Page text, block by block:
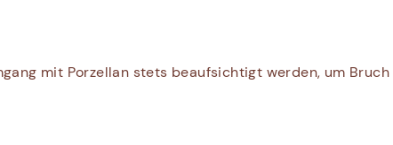
mit Porzellan stets beaufsichtigt werden, um Bruch